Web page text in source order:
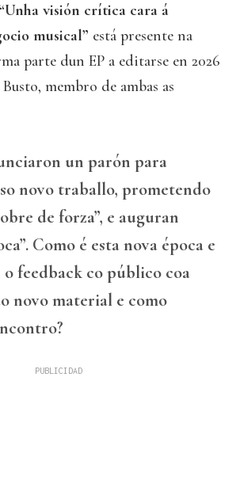
“Unha visión crítica cara á
musical” está presente na
parte dun EP a editarse en 2026
membro de ambas as
un parón para
novo traballo, prometendo
de forza”, e auguran
Como é esta nova época e
feedback co público coa
novo material e como